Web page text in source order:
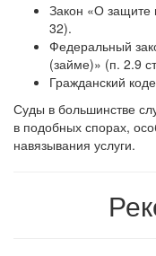
Закон «О защите
32).
Федеральный
(займе)» (п. 2.9
Гражданский
Суды в большинстве
в подобных спорах,
навязывания услуги.